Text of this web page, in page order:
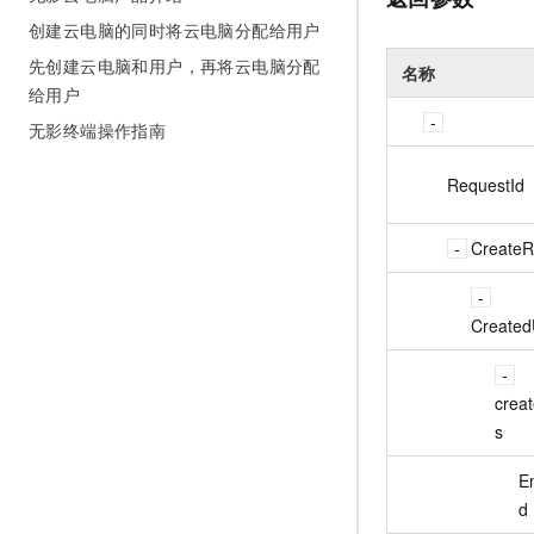
创建云电脑的同时将云电脑分配给用户
先创建云电脑和用户，再将云电脑分配
给用户
无影终端操作指南
名称
RequestId
s
d